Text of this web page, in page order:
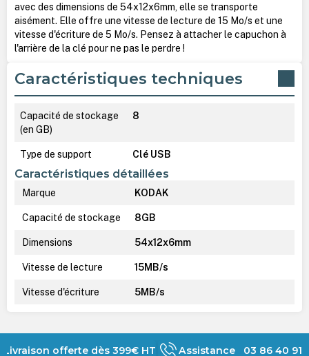
avec des dimensions de 54x12x6mm, elle se transporte
aisément. Elle offre une vitesse de lecture de 15 Mo/s et une
vitesse d'écriture de 5 Mo/s. Pensez à attacher le capuchon à
l'arrière de la clé pour ne pas le perdre !
Caractéristiques techniques
Capacité de stockage
(en GB)
8
Type de support Clé USB
Caractéristiques détaillées
Marque KODAK
Capacité de stockage 8GB
Dimensions 54x12x6mm
Vitesse de lecture 15MB/s
Vitesse d'écriture 5MB/s
Livraison offerte dès 399€ HT Assistance 03 86 40 91